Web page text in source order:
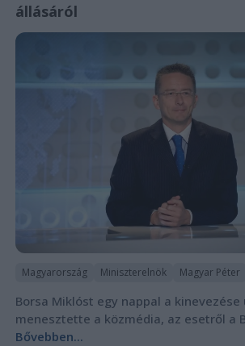
állásáról
Magyarország Miniszterelnök Magyar Péter
Borsa Miklóst egy nappal a kinevezése
menesztette a közmédia, az esetről a
Bővebben...